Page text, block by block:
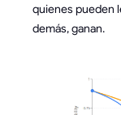
quienes pueden
demás, ganan.